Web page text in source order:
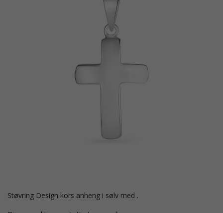
Støvring Design kors anheng i sølv med .